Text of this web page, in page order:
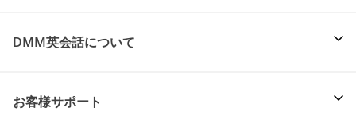
DMM英会話について
お客様サポート